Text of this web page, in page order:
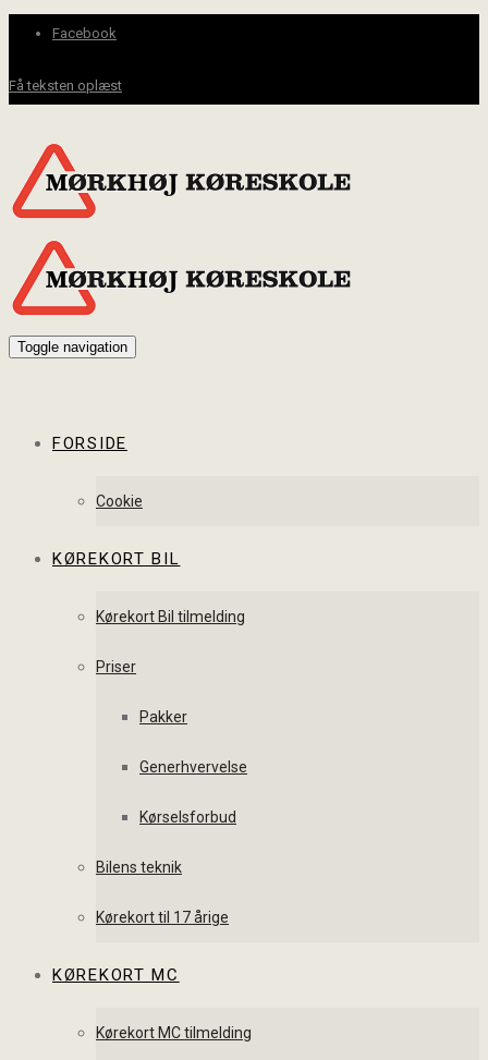
Facebook
Få teksten oplæst
Toggle navigation
FORSIDE
Cookie
KØREKORT BIL
Kørekort Bil tilmelding
Priser
Pakker
Generhvervelse
Kørselsforbud
Bilens teknik
Kørekort til 17 årige
KØREKORT MC
Kørekort MC tilmelding